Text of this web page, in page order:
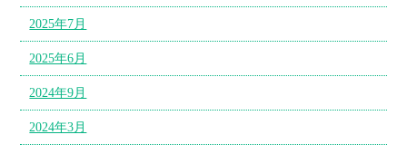
2025年7月
2025年6月
2024年9月
2024年3月